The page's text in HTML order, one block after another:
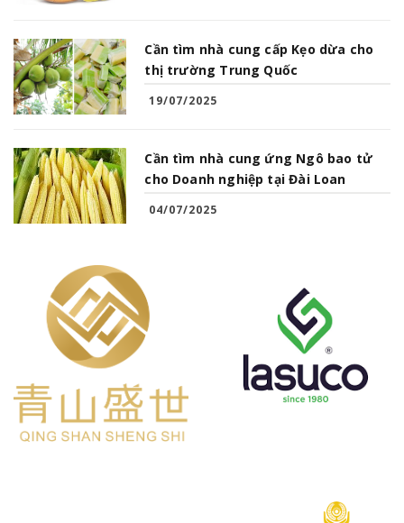
Cần tìm nhà cung cấp Kẹo dừa cho
thị trường Trung Quốc
19/07/2025
Cần tìm nhà cung ứng Ngô bao tử
cho Doanh nghiệp tại Đài Loan
04/07/2025